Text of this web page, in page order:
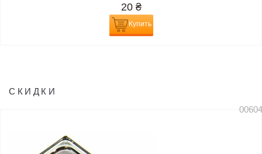
20 ₴
Купить
СКИДКИ